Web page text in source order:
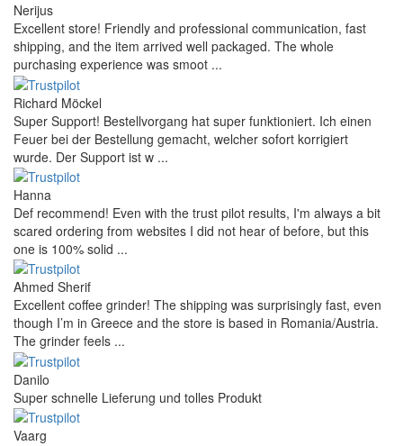
Nerijus
Excellent store! Friendly and professional communication, fast
shipping, and the item arrived well packaged. The whole
purchasing experience was smoot ...
Richard Möckel
Super Support! Bestellvorgang hat super funktioniert. Ich einen
Feuer bei der Bestellung gemacht, welcher sofort korrigiert
wurde. Der Support ist w ...
Hanna
Def recommend! Even with the trust pilot results, I'm always a bit
scared ordering from websites I did not hear of before, but this
one is 100% solid ...
Ahmed Sherif
Excellent coffee grinder! The shipping was surprisingly fast, even
though I’m in Greece and the store is based in Romania/Austria.
The grinder feels ...
Danilo
Super schnelle Lieferung und tolles Produkt
Vaarg